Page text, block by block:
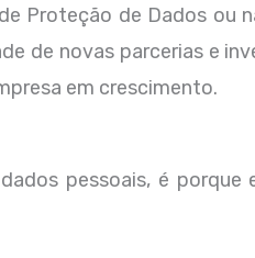
Proteção de Dados ou
de novas parcerias e
em crescimento.
pessoais, é